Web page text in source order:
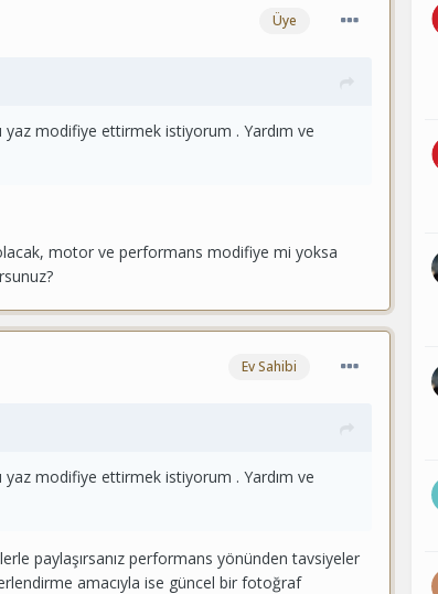
Üye
yaz modifiye ettirmek istiyorum . Yardım ve
motor ve performans modifiye mi yoksa
Ev Sahibi
yaz modifiye ettirmek istiyorum . Yardım ve
paylaşırsanız performans yönünden tavsiyeler
amacıyla ise güncel bir fotoğraf